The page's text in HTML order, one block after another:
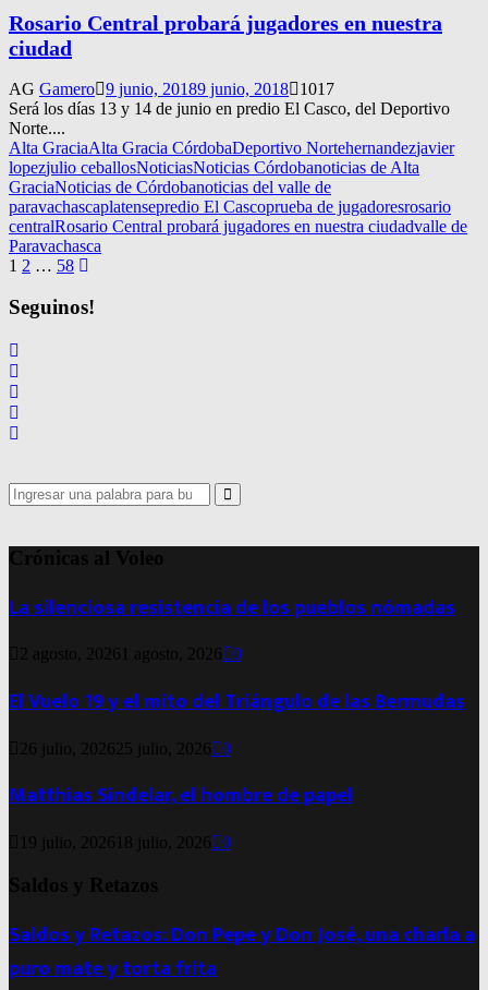
Rosario Central probará jugadores en nuestra
ciudad
AG Gamero 9 junio, 20189 junio, 2018
1017
Será los días 13 y 14 de junio en predio El Casco, del Deportivo
Norte....
Alta GraciaAlta Gracia CórdobaDeportivo Nortehernandezjavier
lopezjulio ceballosNoticiasNoticias Córdobanoticias de Alta
GraciaNoticias de Córdobanoticias del valle de
paravachascaplatensepredio El Cascoprueba de jugadoresrosario
centralRosario Central probará jugadores en nuestra ciudadvalle de
Paravachasca
Navegación
de
entradas
1 2 … 58
Seguinos!
Search
for:
Search
Crónicas al Voleo
La silenciosa resistencia de los pueblos nómadas
2 agosto, 2026 1 agosto, 2026 0
El Vuelo 19 y el mito del Triángulo de las Bermudas
26 julio, 2026 25 julio, 2026 0
Matthias Sindelar, el hombre de papel
19 julio, 2026 18 julio, 2026 0
Saldos y Retazos
Saldos y Retazos: Don Pepe y Don José, una charla a
puro mate y torta frita